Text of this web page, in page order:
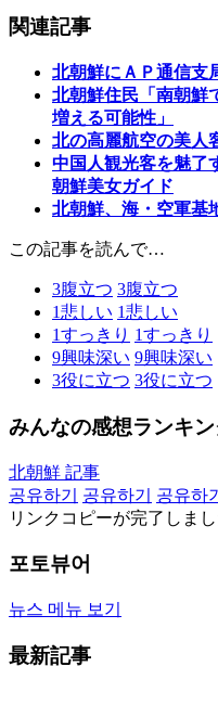
関連記事
北朝鮮にＡＰ通信支
北朝鮮住民「南朝鮮
増える可能性」
北の高麗航空の美人
中国人観光客を魅了
朝鮮美女ガイド
北朝鮮、海・空軍基
この記事を読んで…
3腹立つ 3腹立つ
1悲しい 1悲しい
1すっきり 1すっきり
9興味深い 9興味深い
3役に立つ 3役に立つ
みんなの感想ランキ
北朝鮮 記事
공유하기
공유하기 공유하기
リンクコピーが完了しまし
포토뷰어
뉴스 메뉴 보기
最新記事